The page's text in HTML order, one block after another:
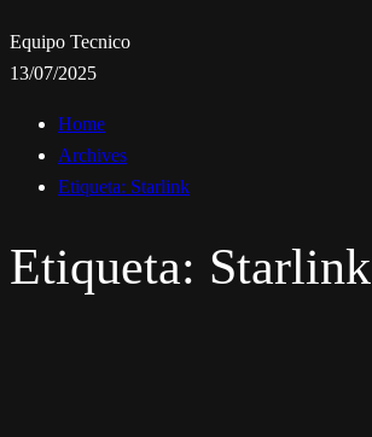
Equipo Tecnico
13/07/2025
Home
Archives
Etiqueta: Starlink
Etiqueta: Starlink